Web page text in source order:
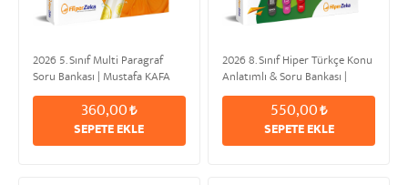
2026 5. Sınıf Multi Paragraf
Soru Bankası | Mustafa KAFA
360,00
SEPETE EKLE
2026 8. Sınıf Hiper Türkçe Konu
Anlatımlı & Soru Bankası |
Burcu HIZIR
550,00
SEPETE EKLE